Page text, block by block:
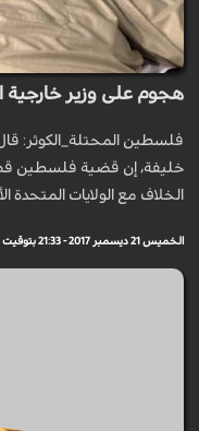
هجوم على وزير خارجية
فلسطين المحتلة_الكوثر:
خليفة، إن قضية فلسطين
الخلاف مع الولايات المتحدة
الخميس 21 ديسمبر 2017 - 21:33 بتوقيت مكة